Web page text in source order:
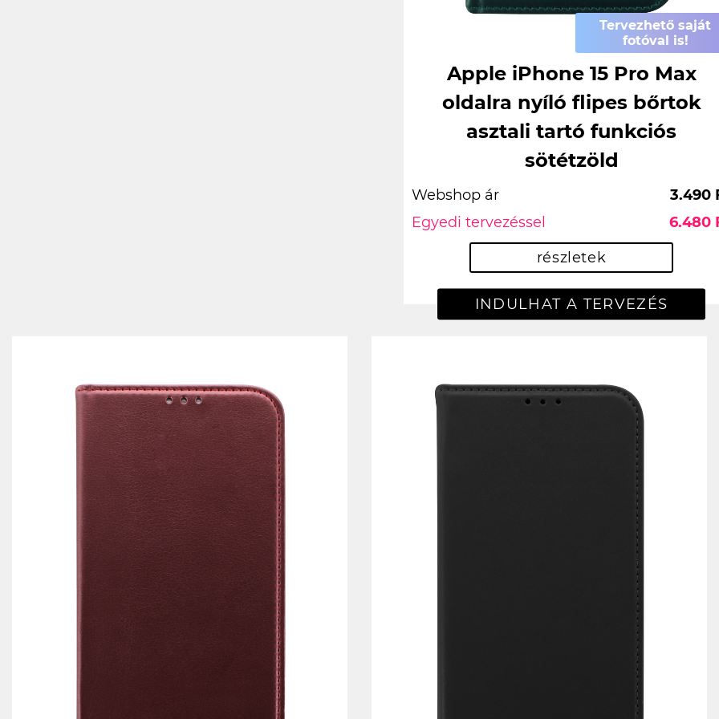
Tervezhető saját
fotóval is!
Apple iPhone 15 Pro Max
oldalra nyíló flipes bőrtok
asztali tartó funkciós
sötétzöld
Webshop ár
3.490
Egyedi tervezéssel
6.480
részletek
INDULHAT A TERVEZÉS